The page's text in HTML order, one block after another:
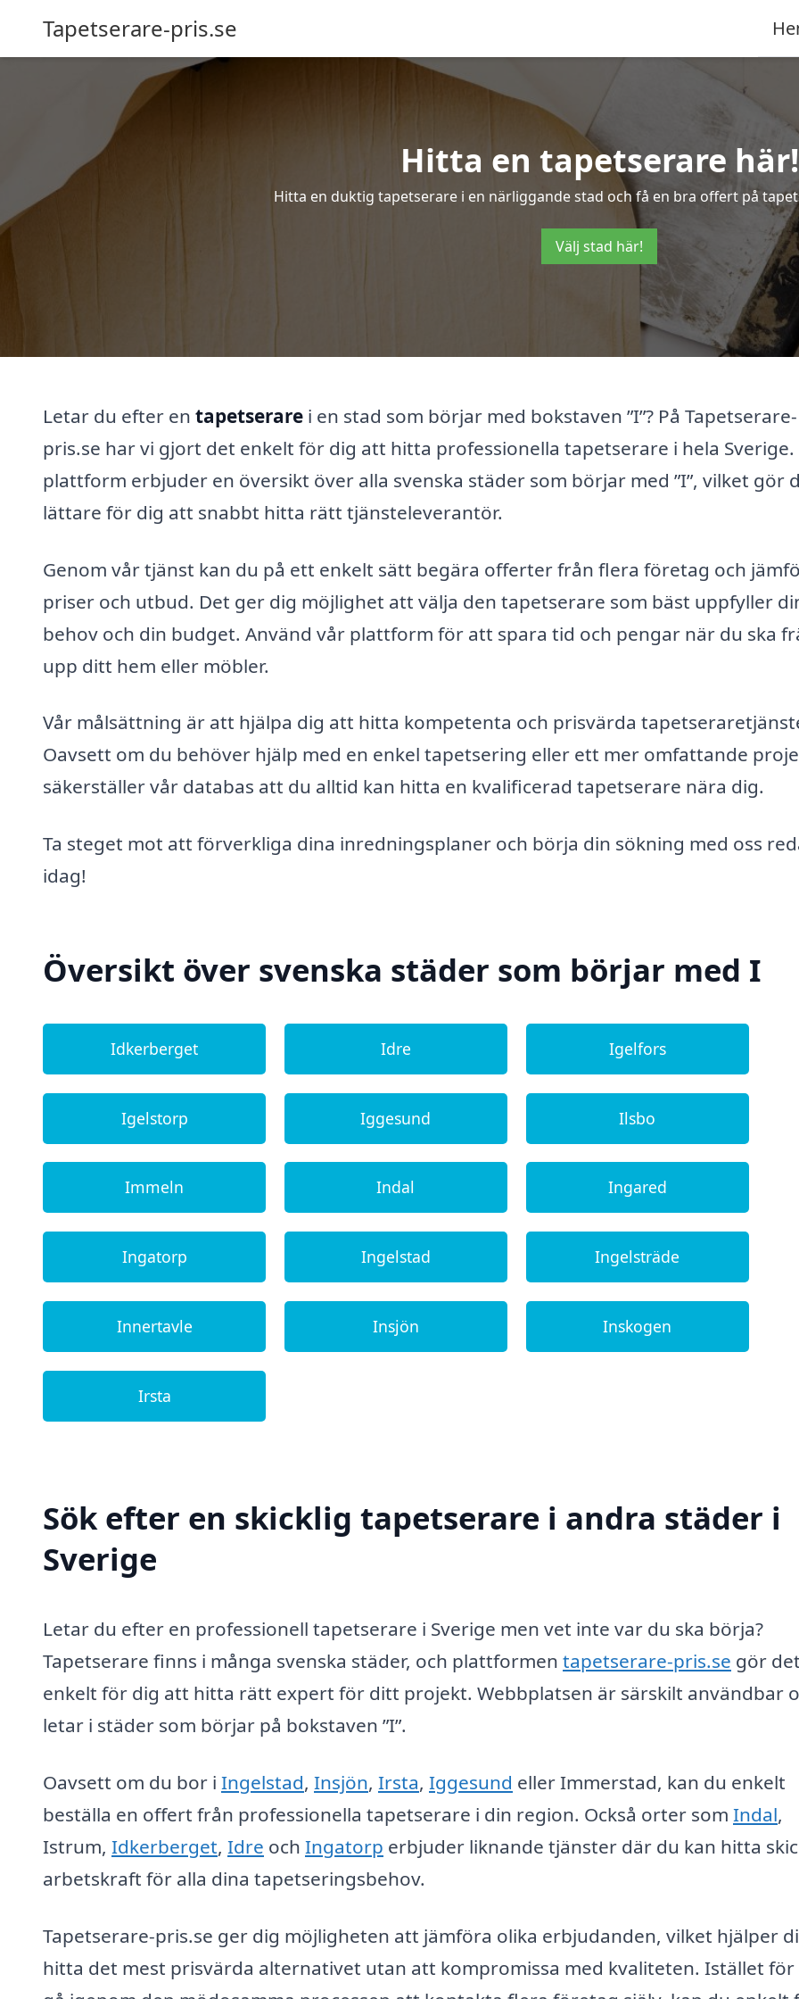
Tapetserare-pris.se
Hitta en tapetserare här!
Hitta en duktig tapetserare i en närliggande stad och få en bra offert på
Välj stad här!
Letar du efter en tapetserare i en stad som börjar med bokstaven ”I”? På Tapetserare-
pris.se har vi gjort det enkelt för dig att hitta professionella tapetserare i hela Sverige.
plattform erbjuder en översikt över alla svenska städer som börjar med ”I”, vilket gör
lättare för dig att snabbt hitta rätt tjänsteleverantör.
Genom vår tjänst kan du på ett enkelt sätt begära offerter från flera företag och
priser och utbud. Det ger dig möjlighet att välja den tapetserare som bäst uppfyller
behov och din budget. Använd vår plattform för att spara tid och pengar när du ska
upp ditt hem eller möbler.
Vår målsättning är att hjälpa dig att hitta kompetenta och prisvärda
Oavsett om du behöver hjälp med en enkel tapetsering eller ett mer omfattande
säkerställer vår databas att du alltid kan hitta en kvalificerad tapetserare nära dig.
Ta steget mot att förverkliga dina inredningsplaner och börja din sökning med oss
idag!
Översikt över svenska städer som börjar med I
Idkerberget Idre Igelfors
Igelstorp Iggesund Ilsbo
Immeln Indal Ingared
Ingatorp Ingelstad Ingelsträde
Innertavle Insjön Inskogen
Irsta
Sök efter en skicklig tapetserare i andra städer i
Sverige
Letar du efter en professionell tapetserare i Sverige men vet inte var du ska börja?
Tapetserare finns i många svenska städer, och plattformen tapetserare-pris.se gör
enkelt för dig att hitta rätt expert för ditt projekt. Webbplatsen är särskilt användbar
letar i städer som börjar på bokstaven ”I”.
Oavsett om du bor i Ingelstad, Insjön, Irsta, Iggesund eller Immerstad, kan du enkelt
beställa en offert från professionella tapetserare i din region. Också orter som Indal,
Istrum, Idkerberget, Idre och Ingatorp erbjuder liknande tjänster där du kan hitta
arbetskraft för alla dina tapetseringsbehov.
Tapetserare-pris.se ger dig möjligheten att jämföra olika erbjudanden, vilket hjälper
hitta det mest prisvärda alternativet utan att kompromissa med kvaliteten. Istället